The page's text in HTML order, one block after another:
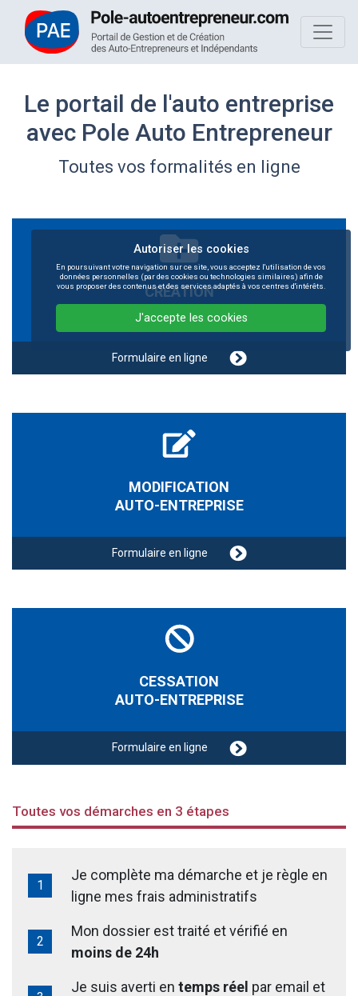
Le portail de l'auto entreprise
avec Pole Auto Entrepreneur
Toutes vos formalités en ligne
CRÉATION
AUTO-ENTREPRISE
Formulaire en ligne
MODIFICATION
AUTO-ENTREPRISE
Formulaire en ligne
CESSATION
AUTO-ENTREPRISE
Formulaire en ligne
Toutes vos démarches en 3 étapes
Je complète ma démarche et je règle en
ligne mes frais administratifs
Mon dossier est traité et vérifié en
moins de 24h
Je suis averti en temps réel par email et
Autoriser les cookies
En poursuivant votre navigation sur ce site, vous acceptez l'utilisation de vos
données personnelles (par des cookies ou technologies similaires) afin de
vous proposer des contenus et des services adaptés à vos centres d'intérêts.
J'accepte les cookies